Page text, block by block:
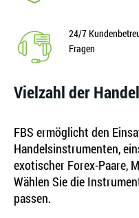
24/7
Fragen
Vielzahl der
FBS ermöglicht den
Handelsinstrumenten,
exotischer Forex-Paare,
Wählen Sie die
passen.